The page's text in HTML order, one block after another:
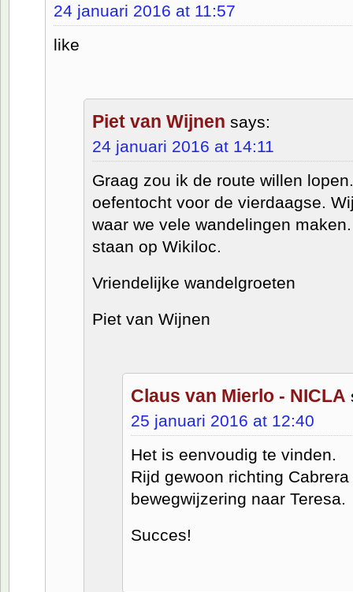
24 januari 2016 at 11:57
like
Piet van Wijnen says:
24 januari 2016 at 14:11
Graag zou ik de route willen
oefentocht voor de vierdaagse.
waar we vele wandelingen
staan op Wikiloc.
Vriendelijke wandelgroeten
Piet van Wijnen
Claus van Mierlo - NICLA
25 januari 2016 at 12:40
Het is eenvoudig te vinden.
Rijd gewoon richting
bewegwijzering naar Teresa.
Succes!